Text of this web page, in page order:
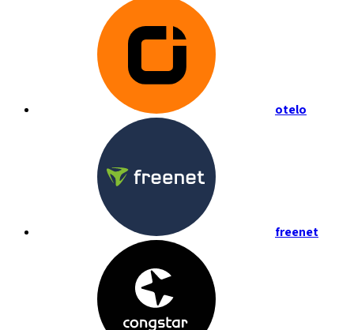
otelo
freenet